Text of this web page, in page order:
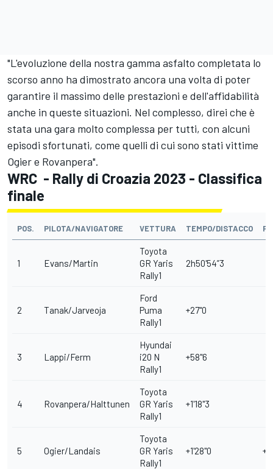
"L'evoluzione della nostra gamma asfalto completata lo
scorso anno ha dimostrato ancora una volta di poter
garantire il massimo delle prestazioni e dell'affidabilità
anche in queste situazioni. Nel complesso, direi che è
stata una gara molto complessa per tutti, con alcuni
episodi sfortunati, come quelli di cui sono stati vittime
Ogier e Rovanpera".
WRC - Rally di Croazia 2023 - Classifica
finale
POS. PILOTA/NAVIGATORE VETTURA TEMPO/DISTACCO
1 Evans/Martin
Toyota
GR Yaris
Rally1
2h50'54”3
2 Tanak/Jarveoja
Ford
Puma
Rally1
+27"0
3 Lappi/Ferm
Hyundai
i20 N
Rally1
+58"6
4 Rovanpera/Halttunen
Toyota
GR Yaris
Rally1
+1'18"3
5 Ogier/Landais
Toyota
GR Yaris
Rally1
+1'28"0